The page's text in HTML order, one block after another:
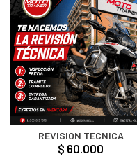
REVISION TECNICA
$ 60.000